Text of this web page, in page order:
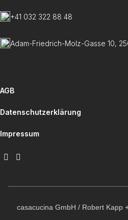
+41 032 322 88 48
Adam-Friedrich-Molz-Gasse 10,
AGB
Datenschutzerklärung
Impressum
casacucina GmbH / Robert Kapp